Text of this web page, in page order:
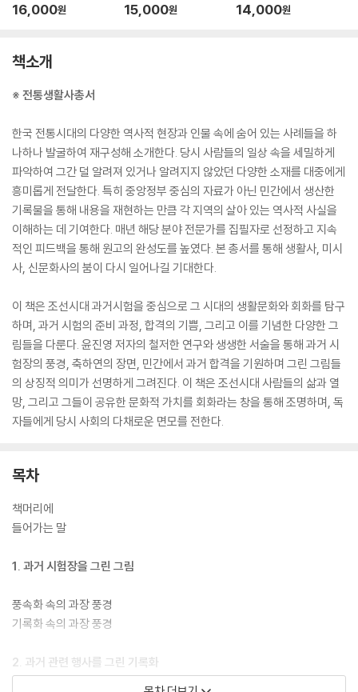
16,000원 15,000원 14,000원
책소개
※ 전통생활사총서
한국 전통시대의 다양한 역사적 현장과 인물 속에 숨어 있는 사례들을 하
나하나 발굴하여 재구성해 소개한다. 당시 사람들의 일상 속을 세밀하게
파악하여 그간 덜 알려져 있거나 알려지지 않았던 다양한 소재를 대중에게
흥미롭게 전달한다. 특히 중앙정부 중심의 자료가 아닌 민간에서 생산한
기록물을 통해 내용을 재현하는 만큼 각 지역의 살아 있는 역사적 사실을
이해하는 데 기여한다. 매년 해당 분야 전문가를 집필자로 선정하고 지속
적인 피드백을 통해 원고의 완성도를 높였다. 본 총서를 통해 생활사, 미시
사, 신문화사의 붐이 다시 일어나길 기대한다.
이 책은 조선시대 과거시험을 중심으로 그 시대의 생활문화와 회화를 탐구
하며, 과거 시험의 준비 과정, 합격의 기쁨, 그리고 이를 기념한 다양한 그
림들을 다룬다. 윤진영 저자의 철저한 연구와 생생한 서술을 통해 과거 시
험장의 풍경, 축하연의 장면, 민간에서 과거 합격을 기원하며 그린 그림들
의 상징적 의미가 선명하게 그려진다. 이 책은 조선시대 사람들의 삶과 열
망, 그리고 그들이 공유한 문화적 가치를 회화라는 창을 통해 조명하며, 독
자들에게 당시 사회의 다채로운 면모를 전한다.
목차
책머리에
들어가는 말
1. 과거 시험장을 그린 그림
풍속화 속의 과장 풍경
기록화 속의 과장 풍경
2. 과거 관련 행사를 그린 기록화